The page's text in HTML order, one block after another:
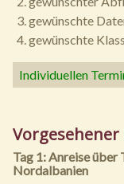
gewünschte
gewünschte
Individuellen
Vorgesehener
Tag 1: Anreise über
Nordalbanien